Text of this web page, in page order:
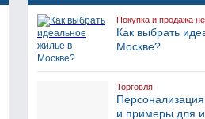
Покупка и продажа
Как выбрать
Москве?
Торговля
и примеры для